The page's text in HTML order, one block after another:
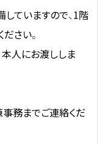
ていますので、1階
さい。
人にお渡ししま
務までご連絡くだ